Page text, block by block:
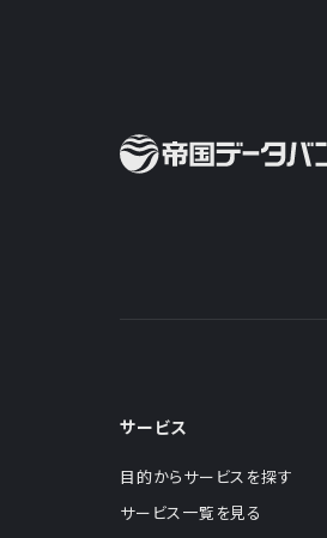
サービス
目的からサービスを探す
サービス一覧を見る